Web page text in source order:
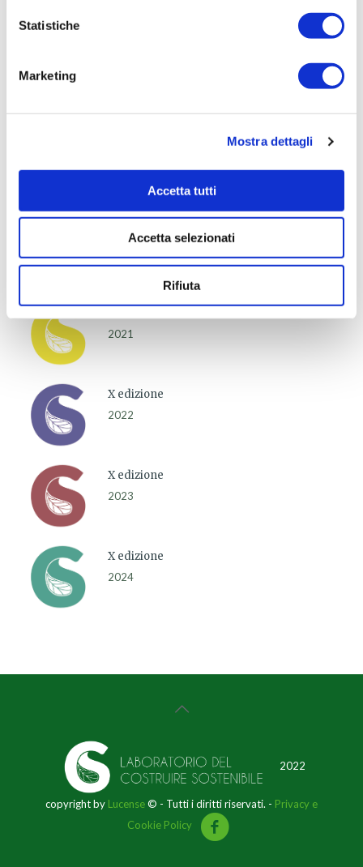
Statistiche
Marketing
Mostra dettagli
Accetta tutti
Accetta selezionati
Rifiuta
2019
VII edizione
2021
X edizione
2022
X edizione
2023
X edizione
2024
2022
copyright by Lucense© - Tutti i diritti riservati. - Privacy e
Cookie Policy